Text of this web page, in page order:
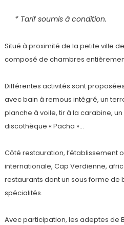
* Tarif soumis à condition.
Situé à proximité de la petite ville
composé de chambres
Différentes activités sont
avec bain à remous intégré, un
planche à voile, tir à la carabine,
discothèque « Pacha »…
Côté restauration, l’établissement
internationale, Cap Verdienne,
restaurants dont un sous forme de
spécialités.
Avec participation, les adeptes de